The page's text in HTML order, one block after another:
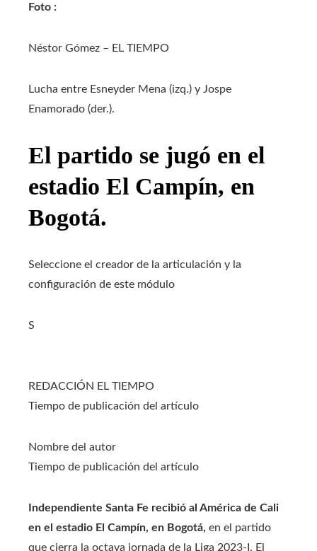
Foto :
Néstor Gómez – EL TIEMPO
Lucha entre Esneyder Mena (izq.) y Jospe
Enamorado (der.).
El partido se jugó en el
estadio El Campín, en
Bogotá.
Seleccione el creador de la articulación y la
configuración de este módulo
S
REDACCIÓN EL TIEMPO
Tiempo de publicación del artículo
Nombre del autor
Tiempo de publicación del artículo
Independiente Santa Fe recibió al América de Cali
en el estadio El Campín, en Bogotá, en el partido
que cierra la octava jornada de la Liga 2023-I. El